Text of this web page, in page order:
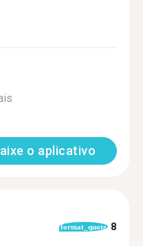
o aplicativo
format_quote 8